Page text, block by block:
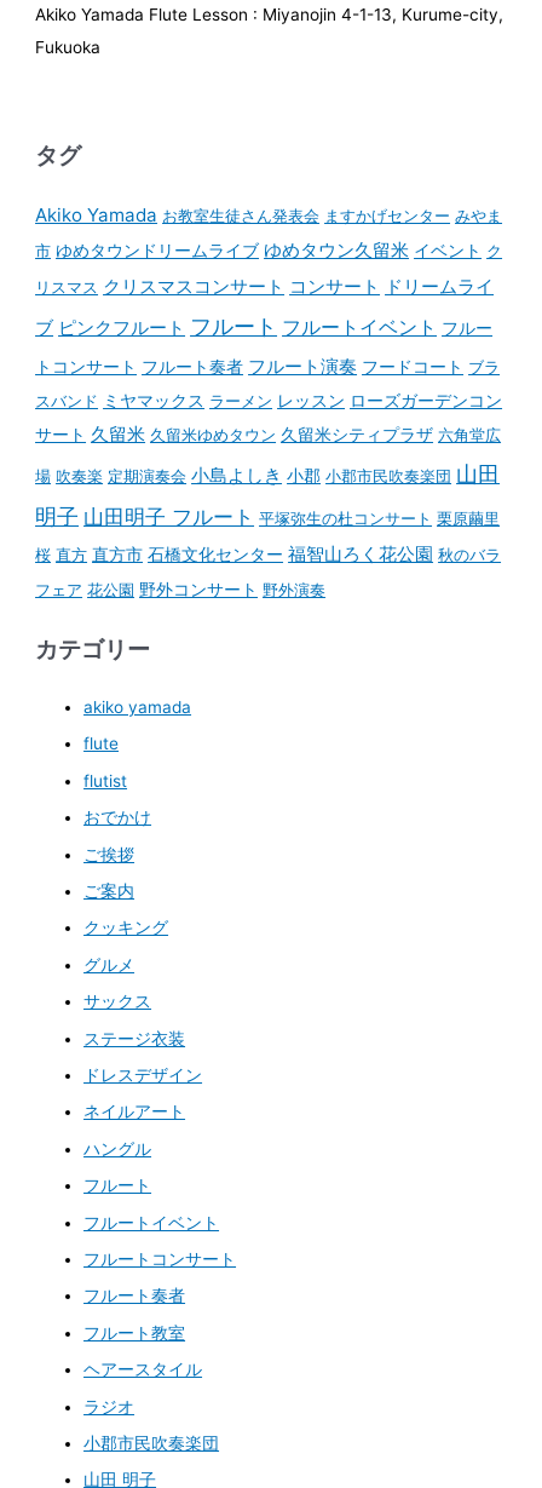
Akiko Yamada Flute Lesson : Miyanojin 4-1-13, Kurume-city,
Fukuoka
タグ
Akiko Yamada お教室生徒さん発表会 ますかげセンター みやま
市 ゆめタウンドリームライブ ゆめタウン久留米 イベント ク
リスマス クリスマスコンサート コンサート
ドリームライ
ブ ピンクフルート フルート フルートイベント フルー
トコンサート フルート奏者 フルート演奏 フードコート ブラ
スバンド ミヤマックス ラーメン レッスン ローズガーデンコン
サート 久留米 久留米ゆめタウン 久留米シティプラザ 六角堂広
場 吹奏楽 定期演奏会 小島よしき 小郡 小郡市民吹奏楽団 山田
明子 山田明子 フルート 平塚弥生の杜コンサート 栗原繭里
桜 直方 直方市 石橋文化センター 福智山ろく花公園 秋のバラ
フェア 花公園 野外コンサート 野外演奏
カテゴリー
akiko yamada
flute
flutist
おでかけ
ご挨拶
ご案内
クッキング
グルメ
サックス
ステージ衣装
ドレスデザイン
ネイルアート
ハングル
フルート
フルートイベント
フルートコンサート
フルート奏者
フルート教室
ヘアースタイル
ラジオ
小郡市民吹奏楽団
山田 明子